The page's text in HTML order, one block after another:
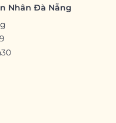
Nhân Đà Nẵng